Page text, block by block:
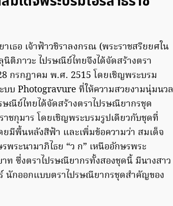
เธอ เจ้าฟ้าวชิราลงกรณ (พระราชสริยยศใน
ภาวะ ไปรษณีย์ไทยจึงได้จัดสร้างตรา
กรกฎาคม พ.ศ. 2515 โดยเชิญพระบรม
บ Photogravure ที่ให้ความสวยงามนุ่มนวล
ษณีย์ไทยได้จัดสร้างตราไปรษณียากรชุด
ชกุมาร โดยเชิญพระบรมรูปเดียวกับชุดที่
มีพื้นหลังสีฟ้า และเพิ่มข้อความว่า สมเด็จ
พระนามาภิไธย “ว ก” เหนืออักษรพระ
ท ซึ่งตราไปรษณียากรทั้งสองชุดนี้ มีนางสาว
นักออกแบบตราไปรษณียากรชุดสำคัญของ